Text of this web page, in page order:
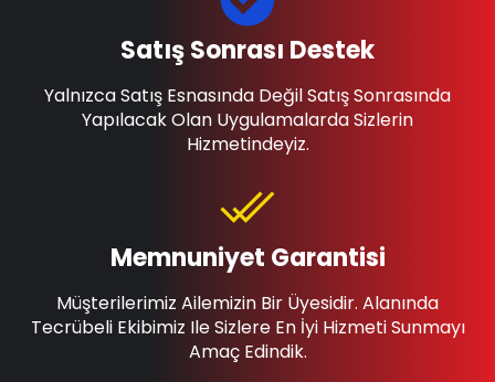
Memnuniyet Garantisi
Müşterilerimiz Ailemizin Bir Üyesidir. Alanında
Tecrübeli Ekibimiz Ile Sizlere En İyi Hizmeti Sunmayı
Amaç Edindik.
Satış Sonrası Destek
Yalnızca Satış Esnasında Değil Satış Sonrasında
Yapılacak Olan Uygulamalarda Sizlerin
Hizmetindeyiz.